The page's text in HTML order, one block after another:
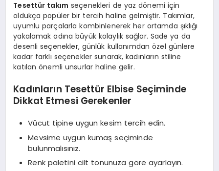
Tesettür takım seçenekleri de yaz dönemi için
oldukça popüler bir tercih haline gelmiştir. Takımlar,
uyumlu parçalarla kombinlenerek her ortamda şıklığı
yakalamak adına büyük kolaylık sağlar. Sade ya da
desenli seçenekler, günlük kullanımdan özel günlere
kadar farklı seçenekler sunarak, kadınların stiline
katılan önemli unsurlar haline gelir.
Kadınların Tesettür Elbise Seçiminde
Dikkat Etmesi Gerekenler
Vücut tipine uygun kesim tercih edin.
Mevsime uygun kumaş seçiminde
bulunmalısınız.
Renk paletini cilt tonunuza göre ayarlayın.